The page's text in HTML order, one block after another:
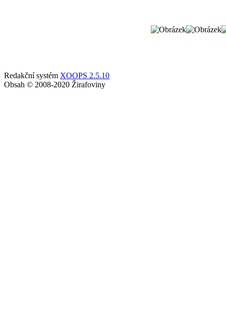
Redakční systém XOOPS 2.5.10
Obsah © 2008-2020 Žirafoviny